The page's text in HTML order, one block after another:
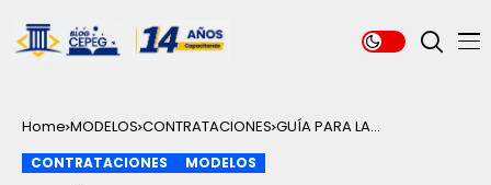
Home MODELOS CONTRATACIONES GUÍA PARA LA
CONTRATACIONES MODELOS